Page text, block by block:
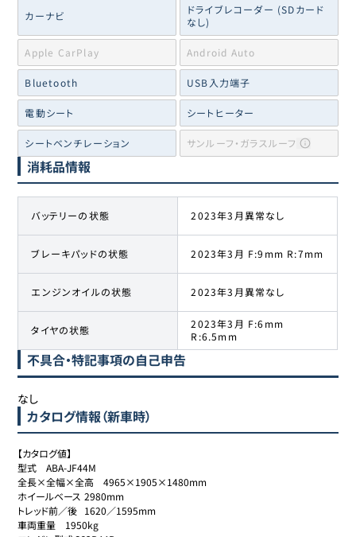
カーナビ
ドライブレコーダー (SDカード
なし)
Apple CarPlay Android Auto
Bluetooth USB入力端子
電動シート シートヒーター
シートベンチレーション サンルーフ・ガラスルーフ
消耗品情報
バッテリーの状態 2023年3月異常なし
ブレーキパッドの状態 2023年3月 F:9mm R:7mm
エンジンオイルの状態 2023年3月異常なし
タイヤの状態
2023年3月 F:6mm
R:6.5mm
不具合・特記事項の自己申告
なし
カタログ情報（新車時）
【カタログ値】
型式	ABA-JF44M
全長×全幅×全高	4965×1905×1480mm
ホイールベース	2980mm
トレッド前／後	1620／1595mm
車両重量	1950kg